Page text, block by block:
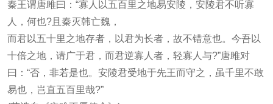
秦王谓唐雎曰：“寡人以五百里之地易安陵，安陵君不听寡
人，何也?且秦灭韩亡魏，
而君以五十里之地存者，以君为长者，故不错意也。今吾以
十倍之地，请广于君，而君逆寡人者，轻寡人与?”唐雎对
曰：“否，非若是也。安陵君受地于先王而守之，虽千里不敢
易也，岂直五百里哉?”